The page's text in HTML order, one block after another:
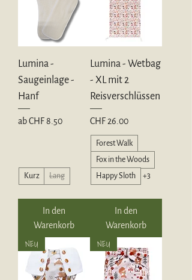
Lumina -
Saugeinlage -
Hanf
abCHF 8.50
Sale-Preis
Kurz Lang
In den
Warenkorb
Lumina - Wetbag
- XL mit 2
Reisverschlüssen
Preis
CHF 26.00
Forest Walk
Fox in the Woods
Happy Sloth
+3
In den
Warenkorb
NEU NEU